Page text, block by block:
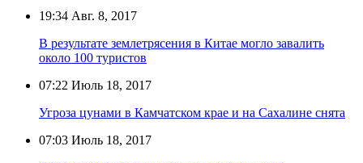
19:34 Авг. 8, 2017
В результате землетрясения в Китае могло завалить
около 100 туристов
07:22 Июль 18, 2017
Угроза цунами в Камчатском крае и на Сахалине снята
07:03 Июль 18, 2017